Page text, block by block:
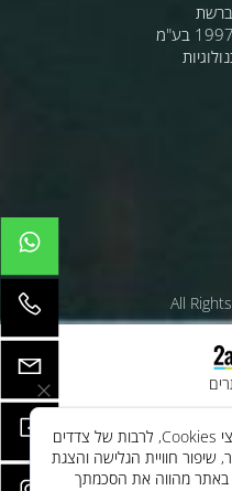
לידיעתך, באתרנו נעשה שימוש בקבצי Cookies, לרבות של צדדים
שיפור חוויית הגלישה והצגת
באתר מהווה את הסכמתך